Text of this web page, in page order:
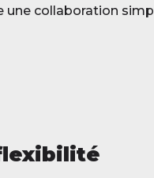
une collaboration